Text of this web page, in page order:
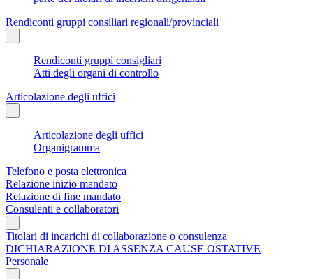
Rendiconti gruppi consiliari regionali/provinciali
Rendiconti gruppi consigliari
Atti degli organi di controllo
Articolazione degli uffici
Articolazione degli uffici
Organigramma
Telefono e posta elettronica
Relazione inizio mandato
Relazione di fine mandato
Consulenti e collaboratori
Titolari di incarichi di collaborazione o consulenza
DICHIARAZIONE DI ASSENZA CAUSE OSTATIVE
Personale